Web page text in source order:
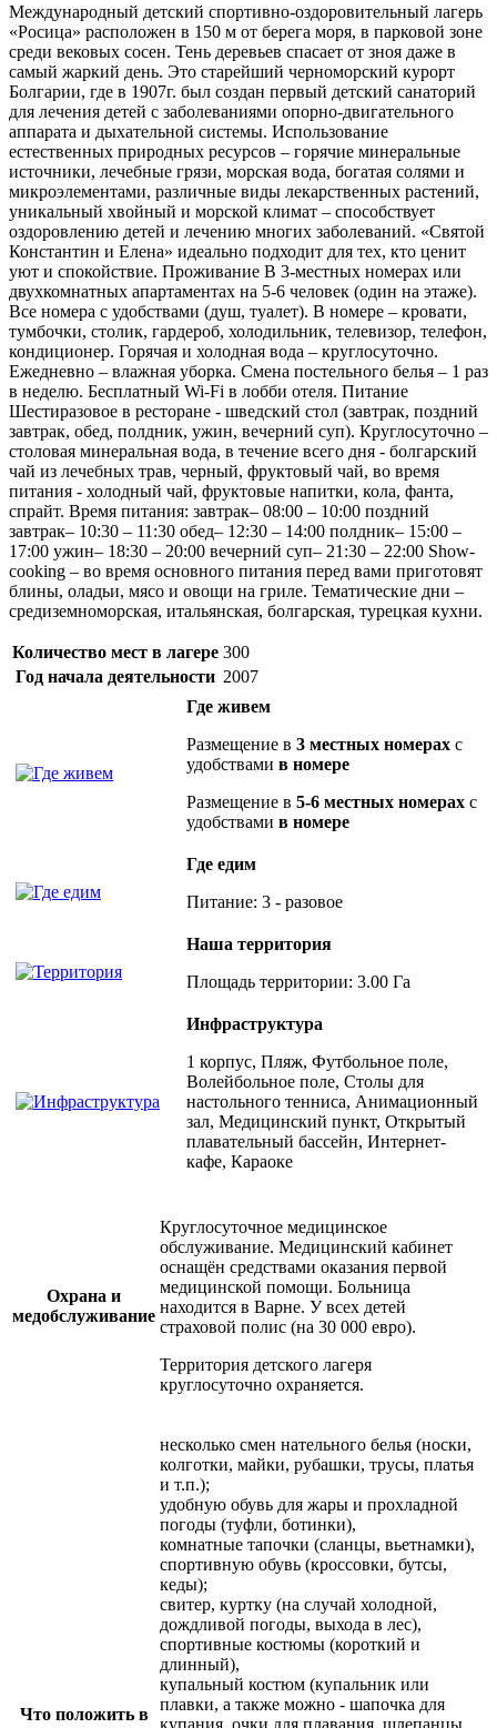
Международный детский спортивно-оздоровительный лагерь
«Росица» расположен в 150 м от берега моря, в парковой зоне
среди вековых сосен. Тень деревьев спасает от зноя даже в
самый жаркий день. Это старейший черноморский курорт
Болгарии, где в 1907г. был создан первый детский санаторий
для лечения детей с заболеваниями опорно-двигательного
аппарата и дыхательной системы. Использование
естественных природных ресурсов – горячие минеральные
источники, лечебные грязи, морская вода, богатая солями и
микроэлементами, различные виды лекарственных растений,
уникальный хвойный и морской климат – способствует
оздоровлению детей и лечению многих заболеваний. «Святой
Константин и Елена» идеально подходит для тех, кто ценит
уют и спокойствие. Проживание В 3-местных номерах или
двухкомнатных апартаментах на 5-6 человек (один на этаже).
Все номера с удобствами (душ, туалет). В номере – кровати,
тумбочки, столик, гардероб, холодильник, телевизор, телефон,
кондиционер. Горячая и холодная вода – круглосуточно.
Ежедневно – влажная уборка. Смена постельного белья – 1 раз
в неделю. Бесплатный Wi-Fi в лобби отеля. Питание
Шестиразовое в ресторане - шведский стол (завтрак, поздний
завтрак, обед, полдник, ужин, вечерний суп). Круглосуточно –
столовая минеральная вода, в течение всего дня - болгарский
чай из лечебных трав, черный, фруктовый чай, во время
питания - холодный чай, фруктовые напитки, кола, фанта,
спрайт. Время питания: завтрак– 08:00 – 10:00 поздний
завтрак– 10:30 – 11:30 обед– 12:30 – 14:00 полдник– 15:00 –
17:00 ужин– 18:30 – 20:00 вечерний суп– 21:30 – 22:00 Show-
cooking – во время основного питания перед вами приготовят
блины, оладьи, мясо и овощи на гриле. Тематические дни –
средиземноморская, итальянская, болгарская, турецкая кухни.
Количество мест в лагере 300
Год начала деятельности 2007
Где живем
Размещение в 3 местных номерах с
удобствами в номере
Размещение в 5-6 местных номерах с
удобствами в номере
Где едим
Питание: 3 - разовое
Наша территория
Площадь территории: 3.00 Га
Инфраструктура
1 корпус, Пляж, Футбольное поле,
Волейбольное поле, Столы для
настольного тенниса, Анимационный
зал, Медицинский пункт, Открытый
плавательный бассейн, Интернет-
кафе, Караоке
Охрана и
медобслуживание
Круглосуточное медицинское
обслуживание. Медицинский кабинет
оснащён средствами оказания первой
медицинской помощи. Больница
находится в Варне. У всех детей
страховой полис (на 30 000 евро).
Территория детского лагеря
круглосуточно охраняется.
Что положить в
несколько смен нательного белья (носки,
колготки, майки, рубашки, трусы, платья
и т.п.);
удобную обувь для жары и прохладной
погоды (туфли, ботинки),
комнатные тапочки (сланцы, вьетнамки),
спортивную обувь (кроссовки, бутсы,
кеды);
свитер, куртку (на случай холодной,
дождливой погоды, выхода в лес),
спортивные костюмы (короткий и
длинный),
купальный костюм (купальник или
плавки, а также можно - шапочка для
купания, очки для плавания, шлепанцы